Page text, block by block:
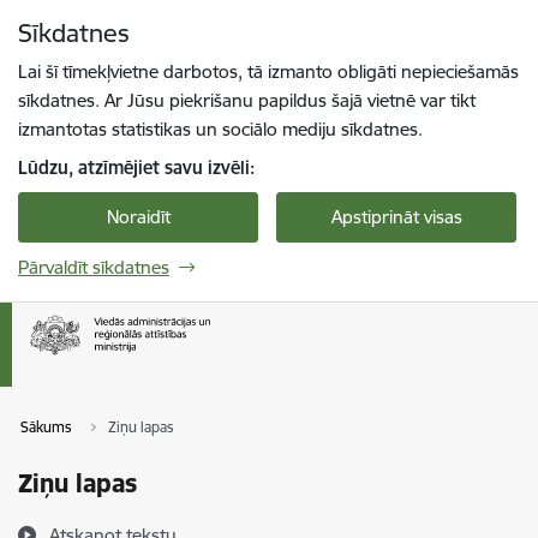
Sīkdatnes
Lai šī tīmekļvietne darbotos, tā izmanto obligāti nepieciešamās
sīkdatnes. Ar Jūsu piekrišanu papildus šajā vietnē var tikt
izmantotas statistikas un sociālo mediju sīkdatnes.
Lūdzu, atzīmējiet savu izvēli:
Noraidīt Apstiprināt visas
Pārvaldīt sīkdatnes
Sākums Ziņu lapas
Ziņu lapas